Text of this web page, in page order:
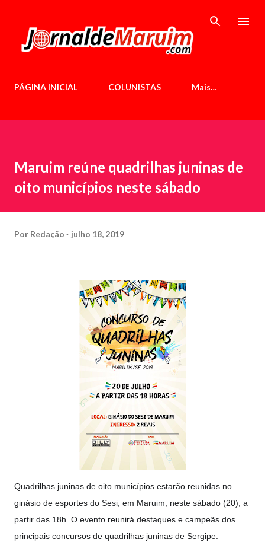
PÁGINA INICIAL COLUNISTAS Mais…
Maruim reúne quadrilhas juninas de
oito municípios neste sábado
Por Redação julho 18, 2019
Quadrilhas juninas de oito municípios estarão reunidas no
ginásio de esportes do Sesi, em Maruim, neste sábado (20), a
partir das 18h. O evento reunirá destaques e campeãs dos
principais concursos de quadrilhas juninas de Sergipe.